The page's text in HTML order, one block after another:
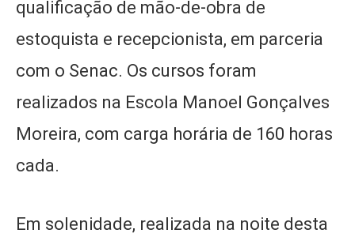
qualificação de mão-de-obra de
estoquista e recepcionista, em parceria
com o Senac. Os cursos foram
realizados na Escola Manoel Gonçalves
Moreira, com carga horária de 160 horas
cada.
Em solenidade, realizada na noite desta